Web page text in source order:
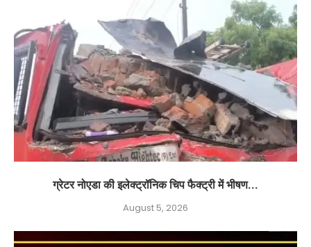
ग्रेटर नोएडा की इलेक्ट्रॉनिक चिप फैक्ट्री में भीषण...
August 5, 2026